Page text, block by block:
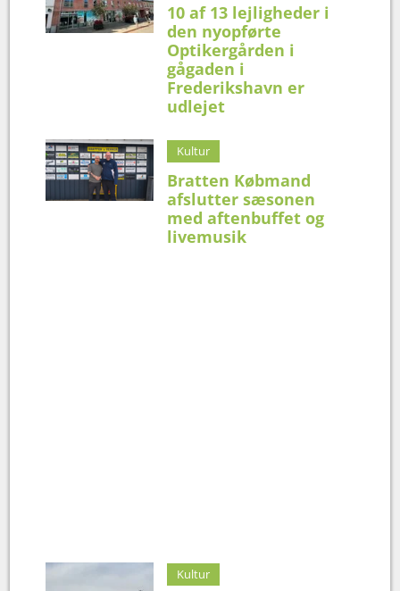
10 af 13 lejligheder i
den nyopførte
Optikergården i
gågaden i
Frederikshavn er
udlejet
Kultur
Bratten Købmand
afslutter sæsonen
med aftenbuffet og
livemusik
Kultur